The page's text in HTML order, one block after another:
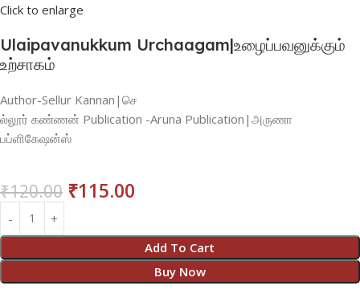
Click to enlarge
Ulaipavanukkum Urchaagam|உழைப்பவனுக்கும்
உற்சாகம்
Author-Sellur Kannan|செ
ல்லூர் கண்ணன் Publication -Aruna Publication|அருணா
பப்ளிகேஷன்ஸ்
₹120.00 ₹115.00
Add To Cart
Buy Now